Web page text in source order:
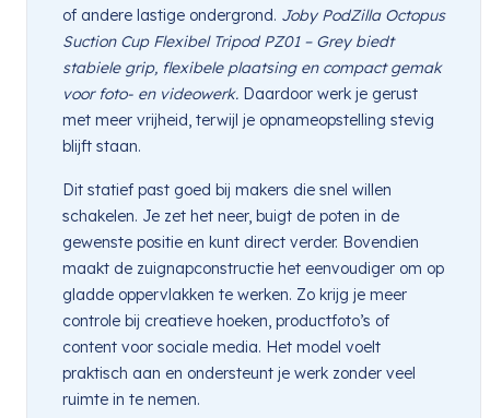
of andere lastige ondergrond. Joby PodZilla Octopus
Suction Cup Flexibel Tripod PZ01 – Grey biedt
stabiele grip, flexibele plaatsing en compact gemak
voor foto- en videowerk. Daardoor werk je gerust
met meer vrijheid, terwijl je opnameopstelling stevig
blijft staan.
Dit statief past goed bij makers die snel willen
schakelen. Je zet het neer, buigt de poten in de
gewenste positie en kunt direct verder. Bovendien
maakt de zuignapconstructie het eenvoudiger om op
gladde oppervlakken te werken. Zo krijg je meer
controle bij creatieve hoeken, productfoto’s of
content voor sociale media. Het model voelt
praktisch aan en ondersteunt je werk zonder veel
ruimte in te nemen.